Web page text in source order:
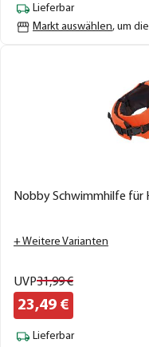
Lieferbar
Markt auswählen, um
Nobby Schwimmhilfe für
+ Weitere Varianten
UVP31,99€
23,49 €
Lieferbar